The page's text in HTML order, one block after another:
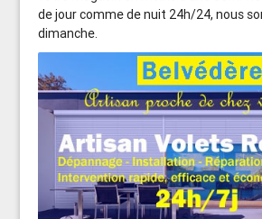
de jour comme de nuit 24h/24, nous
dimanche.